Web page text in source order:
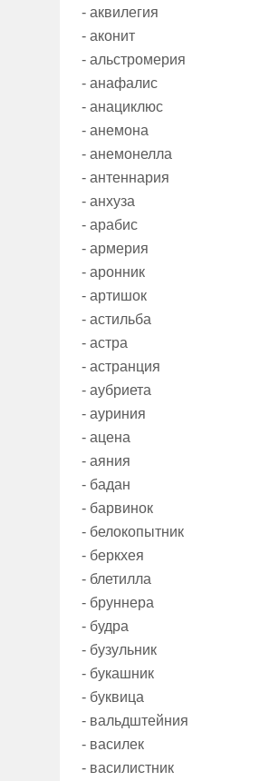
- аквилегия
- аконит
- альстромерия
- анафалис
- анациклюс
- анемона
- анемонелла
- антеннария
- анхуза
- арабис
- армерия
- аронник
- артишок
- астильба
- астра
- астранция
- аубриета
- ауриния
- ацена
- аяния
- бадан
- барвинок
- белокопытник
- беркхея
- блетилла
- бруннера
- будра
- бузульник
- букашник
- буквица
- вальдштейния
- василек
- василистник